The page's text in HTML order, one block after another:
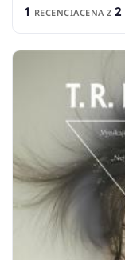
1 RECENCIACENA Z 2